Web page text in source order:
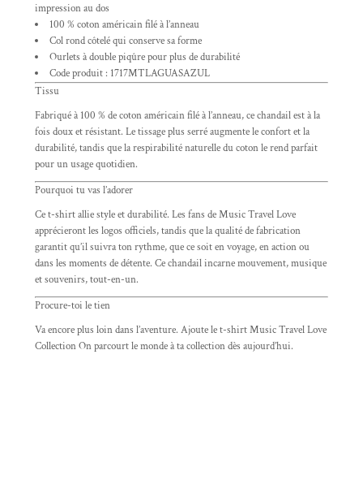
impression au dos
100 % coton américain filé à l’anneau
Col rond côtelé qui conserve sa forme
Ourlets à double piqûre pour plus de durabilité
Code produit : 1717MTLAGUASAZUL
Tissu
Fabriqué à 100 % de coton américain filé à l’anneau, ce chandail est à la
fois doux et résistant. Le tissage plus serré augmente le confort et la
durabilité, tandis que la respirabilité naturelle du coton le rend parfait
pour un usage quotidien.
Pourquoi tu vas l’adorer
Ce t-shirt allie style et durabilité. Les fans de Music Travel Love
apprécieront les logos officiels, tandis que la qualité de fabrication
garantit qu’il suivra ton rythme, que ce soit en voyage, en action ou
dans les moments de détente. Ce chandail incarne mouvement, musique
et souvenirs, tout-en-un.
Procure-toi le tien
Va encore plus loin dans l’aventure. Ajoute le t-shirt Music Travel Love
Collection On parcourt le monde à ta collection dès aujourd’hui.